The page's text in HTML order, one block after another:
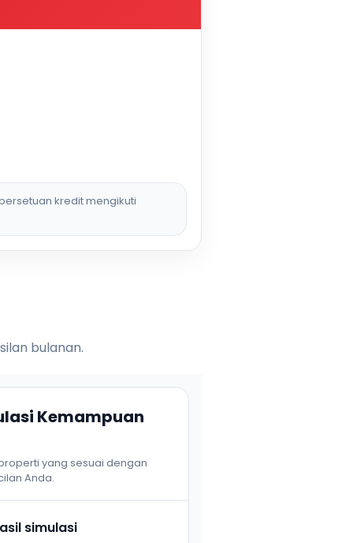
kredit mengikuti
bulanan.
Kemampuan
yang sesuai dengan
Anda.
simulasi